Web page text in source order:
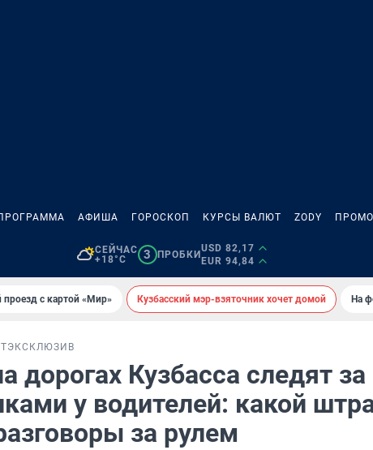
АФИША ГОРОСКОП КУРСЫ ВАЛЮТ ZODY
СЕЙЧАС
+18°C
3 ПРОБКИ
USD 82,17
EUR 94,84
проезд с картой «Мир» Кузбасский мэр-взяточник хочет домой На
ЭКСКЛЮЗИВ
дорогах Кузбасса следят за
у водителей: какой
за рулем